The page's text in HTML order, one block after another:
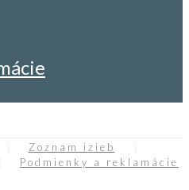
Zoznam izieb
Podmienky a reklamácie